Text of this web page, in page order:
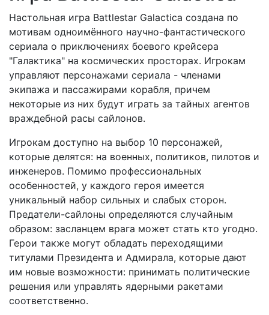
Настольная игра Battlestar Galactica создана по
мотивам одноимённого научно-фантастического
сериала о приключениях боевого крейсера
"Галактика" на космических просторах. Игрокам
управляют персонажами сериала - членами
экипажа и пассажирами корабля, причем
некоторые из них будут играть за тайных агентов
враждебной расы сайлонов.
Игрокам доступно на выбор 10 персонажей,
которые делятся: на военных, политиков, пилотов и
инженеров. Помимо профессиональных
особенностей, у каждого героя имеется
уникальный набор сильных и слабых сторон.
Предатели-сайлоны определяются случайным
образом: засланцем врага может стать кто угодно.
Герои также могут обладать переходящими
титулами Президента и Адмирала, которые дают
им новые возможности: принимать политические
решения или управлять ядерными ракетами
соответственно.